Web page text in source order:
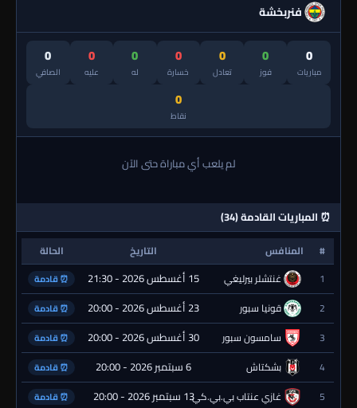
فنربخشة
0
مباريات
0
فوز
0
تعادل
0
خسارة
0
له
0
عليه
0
الصافي
0
نقاط
لم يلعب أي مباراة حتى الآن
⏰ المباريات القادمة (34)
# المنافس التاريخ
الحالة
1
غنتشلر بيرليغي 15 أغسطس 2026 - 21:30 ⏰ قادمة
2 قونيا سبور 23 أغسطس 2026 - 20:00 ⏰ قادمة
3 سامسون سبور 30 أغسطس 2026 - 20:00 ⏰ قادمة
4 بشكتاش 6 سبتمبر 2026 - 20:00 ⏰ قادمة
5 غازي عنتاب بي.بي.كي.13 سبتمبر 2026 - 20:00 ⏰ قادمة